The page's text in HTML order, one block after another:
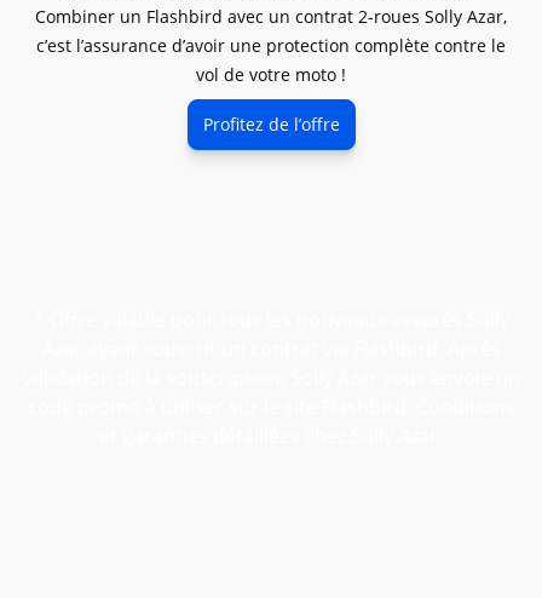
Combiner un Flashbird avec un contrat 2-roues Solly Azar,
c’est l’assurance d’avoir une protection complète contre le
vol de votre moto !
Profitez de l’offre